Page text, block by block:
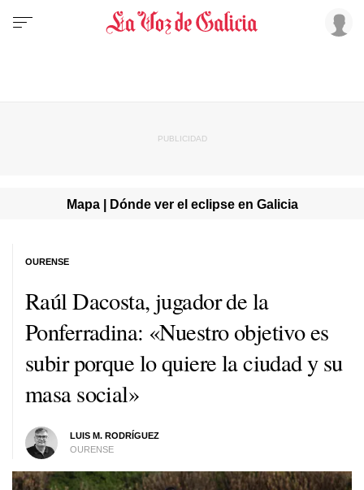
Mapa | Dónde ver el eclipse en Galicia
Raúl Dacosta, jugador de la
Ponferradina: «Nuestro objetivo es
subir porque lo quiere la ciudad y su
masa social»
LUIS M. RODRÍGUEZ
OURENSE
OURENSE